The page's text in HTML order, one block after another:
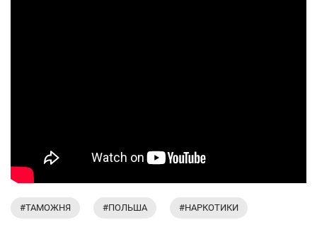
#ТАМОЖНЯ #ПОЛЬША #НАРКОТИКИ